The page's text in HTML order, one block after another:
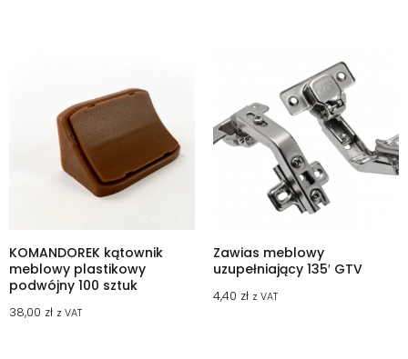
KOMANDOREK kątownik
meblowy plastikowy
podwójny 100 sztuk
38,00 zł z VAT
Zawias meblowy
uzupełniający 135′ GTV
4,40 zł z VAT